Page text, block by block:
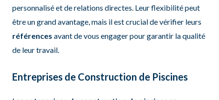
personnalisé et de relations directes. Leur flexibilité peut
être un grand avantage, mais il est crucial de vérifier leurs
références avant de vous engager pour garantir la qualité
de leur travail.
Entreprises de Construction de Piscines